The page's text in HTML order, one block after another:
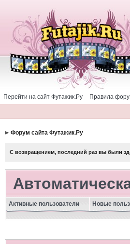
Перейти на сайт Футажик.Ру Правила
Форум сайта Футажик.Ру
С возвращением, последний раз вы были
Активные пользователи Новые